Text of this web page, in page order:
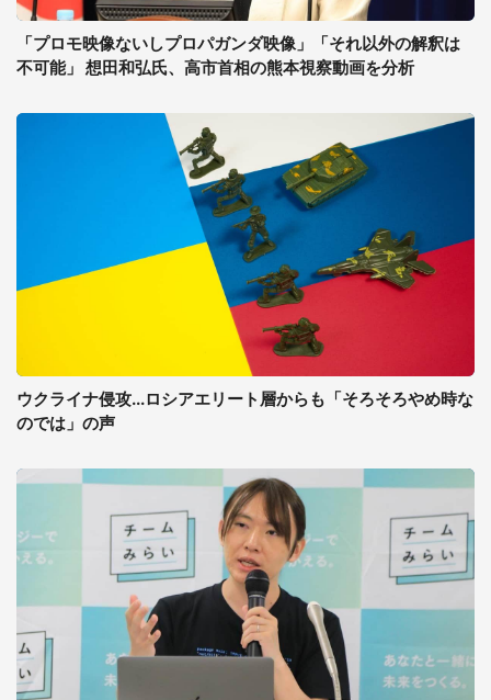
「プロモ映像ないしプロパガンダ映像」「それ以外の解釈は
不可能」 想田和弘氏、高市首相の熊本視察動画を分析
ウクライナ侵攻...ロシアエリート層からも「そろそろやめ時な
のでは」の声